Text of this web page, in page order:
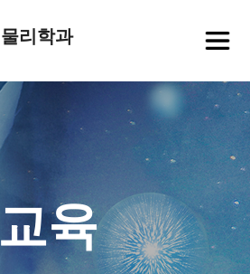
물리학과
교육